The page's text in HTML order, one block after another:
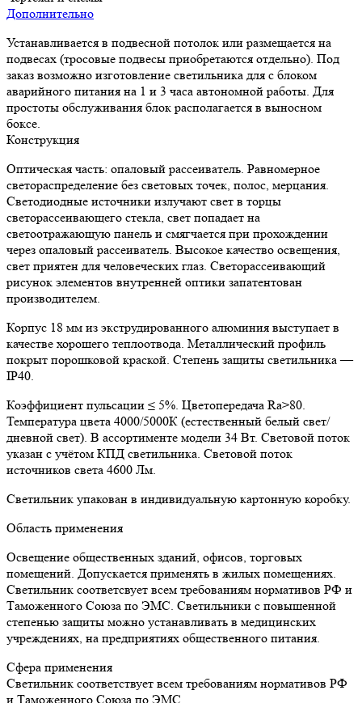
Дополнительно
Устанавливается в подвесной потолок или размещается на
подвесах (тросовые подвесы приобретаются отдельно). Под
заказ возможно изготовление светильника для с блоком
аварийного питания на 1 и 3 часа автономной работы. Для
простоты обслуживания блок располагается в выносном
боксе.
Конструкция
Оптическая часть: опаловый рассеиватель. Равномерное
светораспределение без световых точек, полос, мерцания.
Светодиодные источники излучают свет в торцы
светорассеивающего стекла, свет попадает на
светоотражающую панель и смягчается при прохождении
через опаловый рассеиватель. Высокое качество освещения,
свет приятен для человеческих глаз. Светорассеивающий
рисунок элементов внутренней оптики запатентован
производителем.
Корпус 18 мм из экструдированного алюминия выступает в
качестве хорошего теплоотвода. Металлический профиль
покрыт порошковой краской. Степень защиты светильника —
IP40.
Коэффициент пульсации ≤ 5%. Цветопередача Ra>80.
Температура цвета 4000/5000К (естественный белый свет/
дневной свет). В ассортименте модели 34 Вт. Световой поток
указан с учётом КПД светильника. Световой поток
источников света 4600 Лм.
Светильник упакован в индивидуальную картонную коробку.
Область применения
Освещение общественных зданий, офисов, торговых
помещений. Допускается применять в жилых помещениях.
Светильник соответсвует всем требованиям нормативов РФ и
Таможенного Союза по ЭМС. Светильники с повышенной
степенью защиты можно устанавливать в медицинских
учреждениях, на предприятиях общественного питания.
Сфера применения
Светильник соответствует всем требованиям нормативов РФ
и Таможенного Союза по ЭМС.